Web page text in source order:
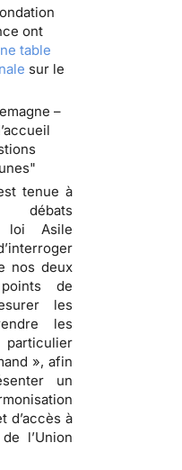
ont
table
sur le
–
tenue à
loi Asile
nos deux
de
les
les
», afin
un
d’accès à
l’Union